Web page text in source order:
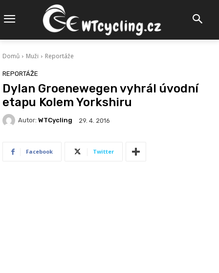
Domů Muži Reportáže
REPORTÁŽE
Dylan Groenewegen vyhrál úvodní
etapu Kolem Yorkshiru
Autor: WTCycling 29. 4. 2016
Facebook Twitter